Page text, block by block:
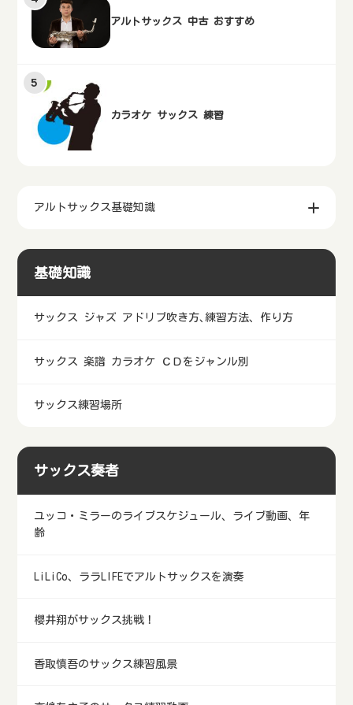
アルトサックス 中古 おすすめ
カラオケ サックス 練習
アルトサックス基礎知識
基礎知識
サックス ジャズ アドリブ吹き方､練習方法、作り方
サックス 楽譜 カラオケ ＣＤをジャンル別
サックス練習場所
サックス奏者
ユッコ・ミラーのライブスケジュール、ライブ動画、年
齢
LiLiCo、ララLIFEでアルトサックスを演奏
櫻井翔がサックス挑戦！
香取慎吾のサックス練習風景